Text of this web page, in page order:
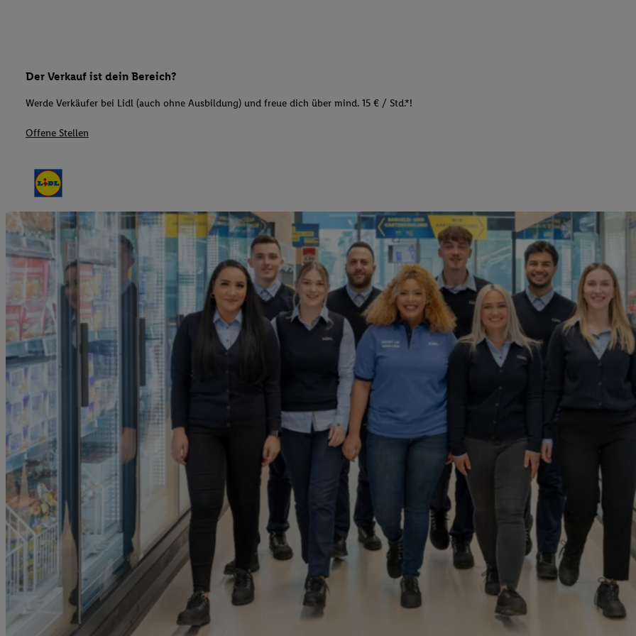
Der Verkauf ist dein Bereich?
Werde Verkäufer bei Lidl (auch ohne Ausbildung) und freue dich über mind. 15 € / Std.*!
Offene Stellen